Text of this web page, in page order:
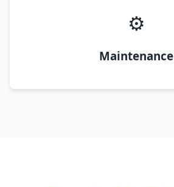
⚙️
Maintenance